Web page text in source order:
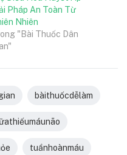
Pháp An Toàn Từ
Nhiên
"Bài Thuốc Dân
bàithuốcdễlàm
tuầnhoànmáu